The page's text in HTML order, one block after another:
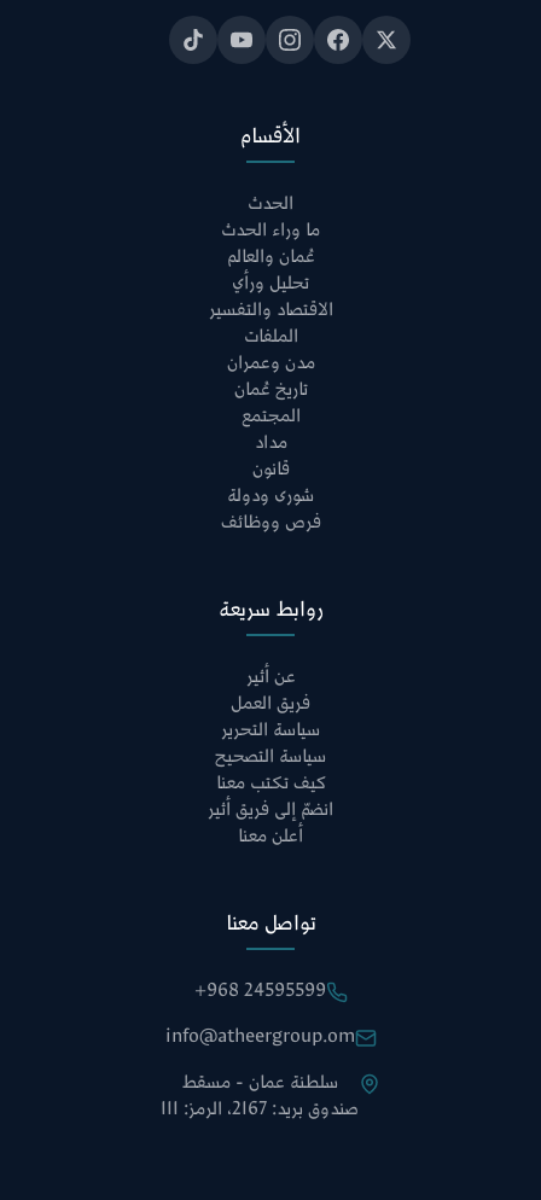
الأقسام
الحدث
ما وراء الحدث
عُمان والعالم
تحليل ورأي
الاقتصاد والتفسير
الملفات
مدن وعمران
تاريخ عُمان
المجتمع
مداد
قانون
شورى ودولة
فرص ووظائف
روابط سريعة
عن أثير
فريق العمل
سياسة التحرير
سياسة التصحيح
كيف تكتب معنا
انضمّ إلى فريق أثير
أعلن معنا
تواصل معنا
+968 24595599
info@atheergroup.om
سلطنة عمان - مسقط
صندوق بريد: 2167، الرمز: 111